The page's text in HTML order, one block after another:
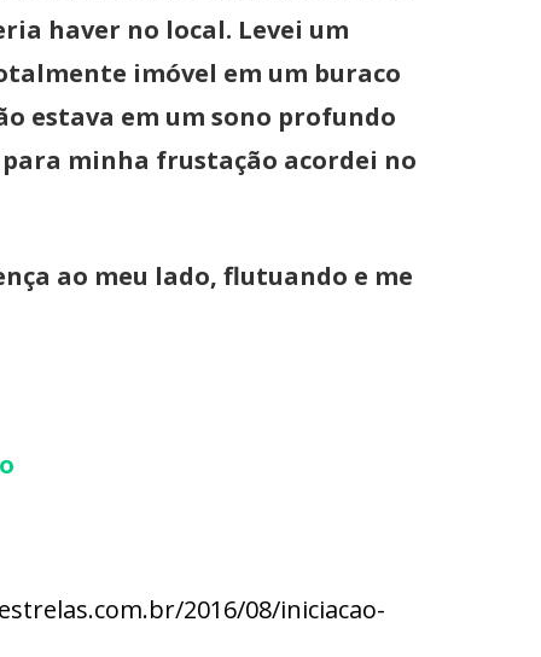
haver no local. Levei um
imóvel em um buraco
estava em um sono profundo
minha frustação acordei no
ao meu lado, flutuando e me
2016/08/iniciacao-